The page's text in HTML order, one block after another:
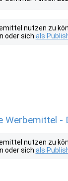
nutzen zu
oder sich als
Werbemittel -
nutzen zu
oder sich als